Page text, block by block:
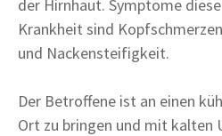
der Hirnhaut. Symptome
Krankheit sind
und Nackensteifigkeit.
Der Betroffene ist an einen
Ort zu bringen und mit kalten